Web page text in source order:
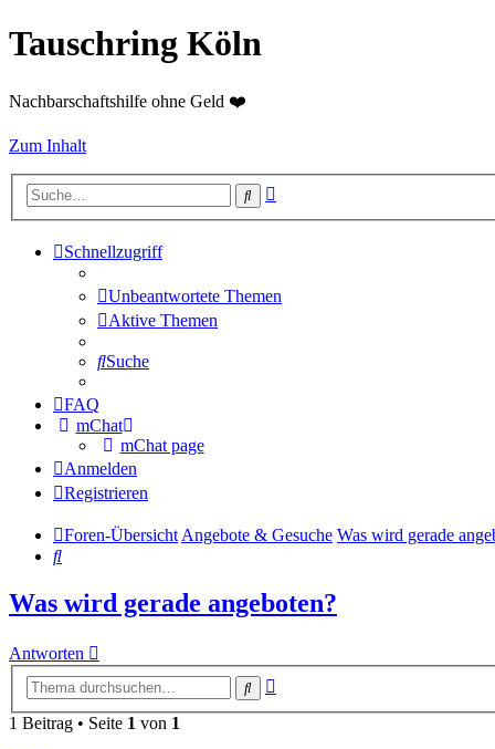
Tauschring Köln
Nachbarschaftshilfe ohne Geld ❤️
Zum Inhalt
Suche
Schnellzugriff
Unbeantwortete Themen
Aktive Themen
Suche
FAQ
mChat
mChat page
Anmelden
Registrieren
Foren-ÜbersichtAngebote & Gesuche Was wird gerade
Suche
Was wird gerade angeboten?
Antworten
Suche
1 Beitrag • Seite 1 von 1